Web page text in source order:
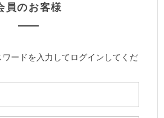
員のお客様
ワードを入力してログインしてくだ